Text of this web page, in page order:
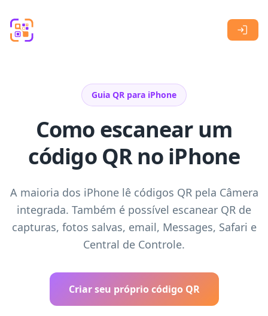
Guia QR para iPhone
Como escanear um
código QR no iPhone
A maioria dos iPhone lê códigos QR pela Câmera
integrada. Também é possível escanear QR de
capturas, fotos salvas, email, Messages, Safari e
Central de Controle.
Criar seu próprio código QR